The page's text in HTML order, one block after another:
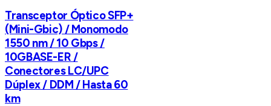
Transceptor Óptico SFP+
(Mini-Gbic) / Monomodo
1550 nm / 10 Gbps /
10GBASE-ER /
Conectores LC/UPC
Dúplex / DDM / Hasta 60
km